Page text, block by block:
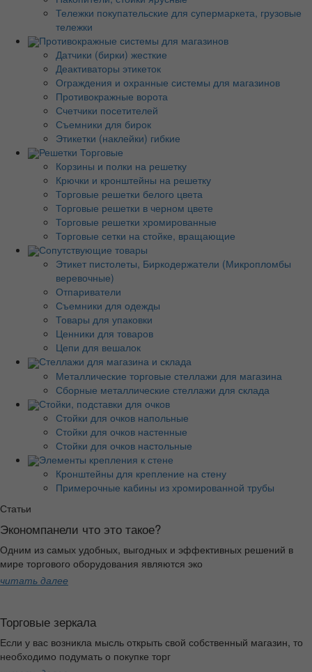
Тележки покупательские для супермаркета, грузовые
тележки
Противокражные системы для магазинов
Датчики (бирки) жесткие
Деактиваторы этикеток
Ограждения и охранные системы для магазинов
Противокражные ворота
Счетчики посетителей
Съемники для бирок
Этикетки (наклейки) гибкие
Решетки Торговые
Корзины и полки на решетку
Крючки и кронштейны на решетку
Торговые решетки белого цвета
Торговые решетки в черном цвете
Торговые решетки хромированные
Торговые сетки на стойке, вращающие
Сопутствующие товары
Этикет пистолеты, Биркодержатели (Микропломбы
веревочные)
Отпариватели
Съемники для одежды
Товары для упаковки
Ценники для товаров
Цепи для вешалок
Стеллажи для магазина и склада
Металлические торговые стеллажи для магазина
Сборные металлические стеллажи для склада
Стойки, подставки для очков
Стойки для очков напольные
Стойки для очков настенные
Стойки для очков настольные
Элементы крепления к стене
Кронштейны для крепление на стену
Примерочные кабины из хромированной трубы
Статьи
Экономпанели что это такое?
Одним из самых удобных, выгодных и эффективных решений в
мире торгового оборудования являются эко
читать далее
Торговые зеркала
Если у вас возникла мысль открыть свой собственный магазин, то
необходимо подумать о покупке торг